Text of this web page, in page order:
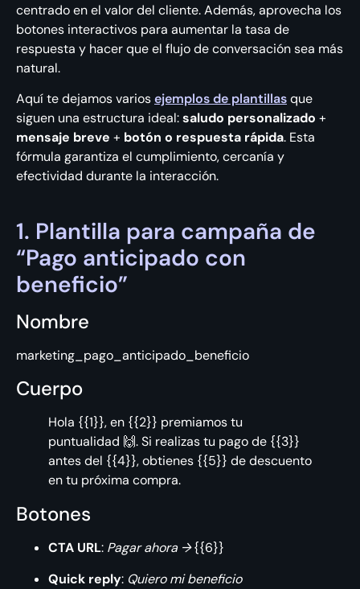
centrado en el valor del cliente. Además, aprovecha los
botones interactivos para aumentar la tasa de
respuesta y hacer que el flujo de conversación sea más
natural.
Aquí te dejamos variosejemplos de plantillasque
siguen una estructura ideal:saludo personalizado +
mensaje breve + botón o respuesta rápida. Esta
fórmula garantiza el cumplimiento, cercanía y
efectividad durante la interacción.
1. Plantilla para campaña de
“Pago anticipado con
beneficio”
Nombre
marketing_pago_anticipado_beneficio
Cuerpo
Hola {{1}}, en {{2}} premiamos tu
puntualidad 🙌. Si realizas tu pago de {{3}}
antes del {{4}}, obtienes {{5}} de descuento
en tu próxima compra.
Botones
CTA URL: Pagar ahora →{{6}}
Quick reply: Quiero mi beneficio